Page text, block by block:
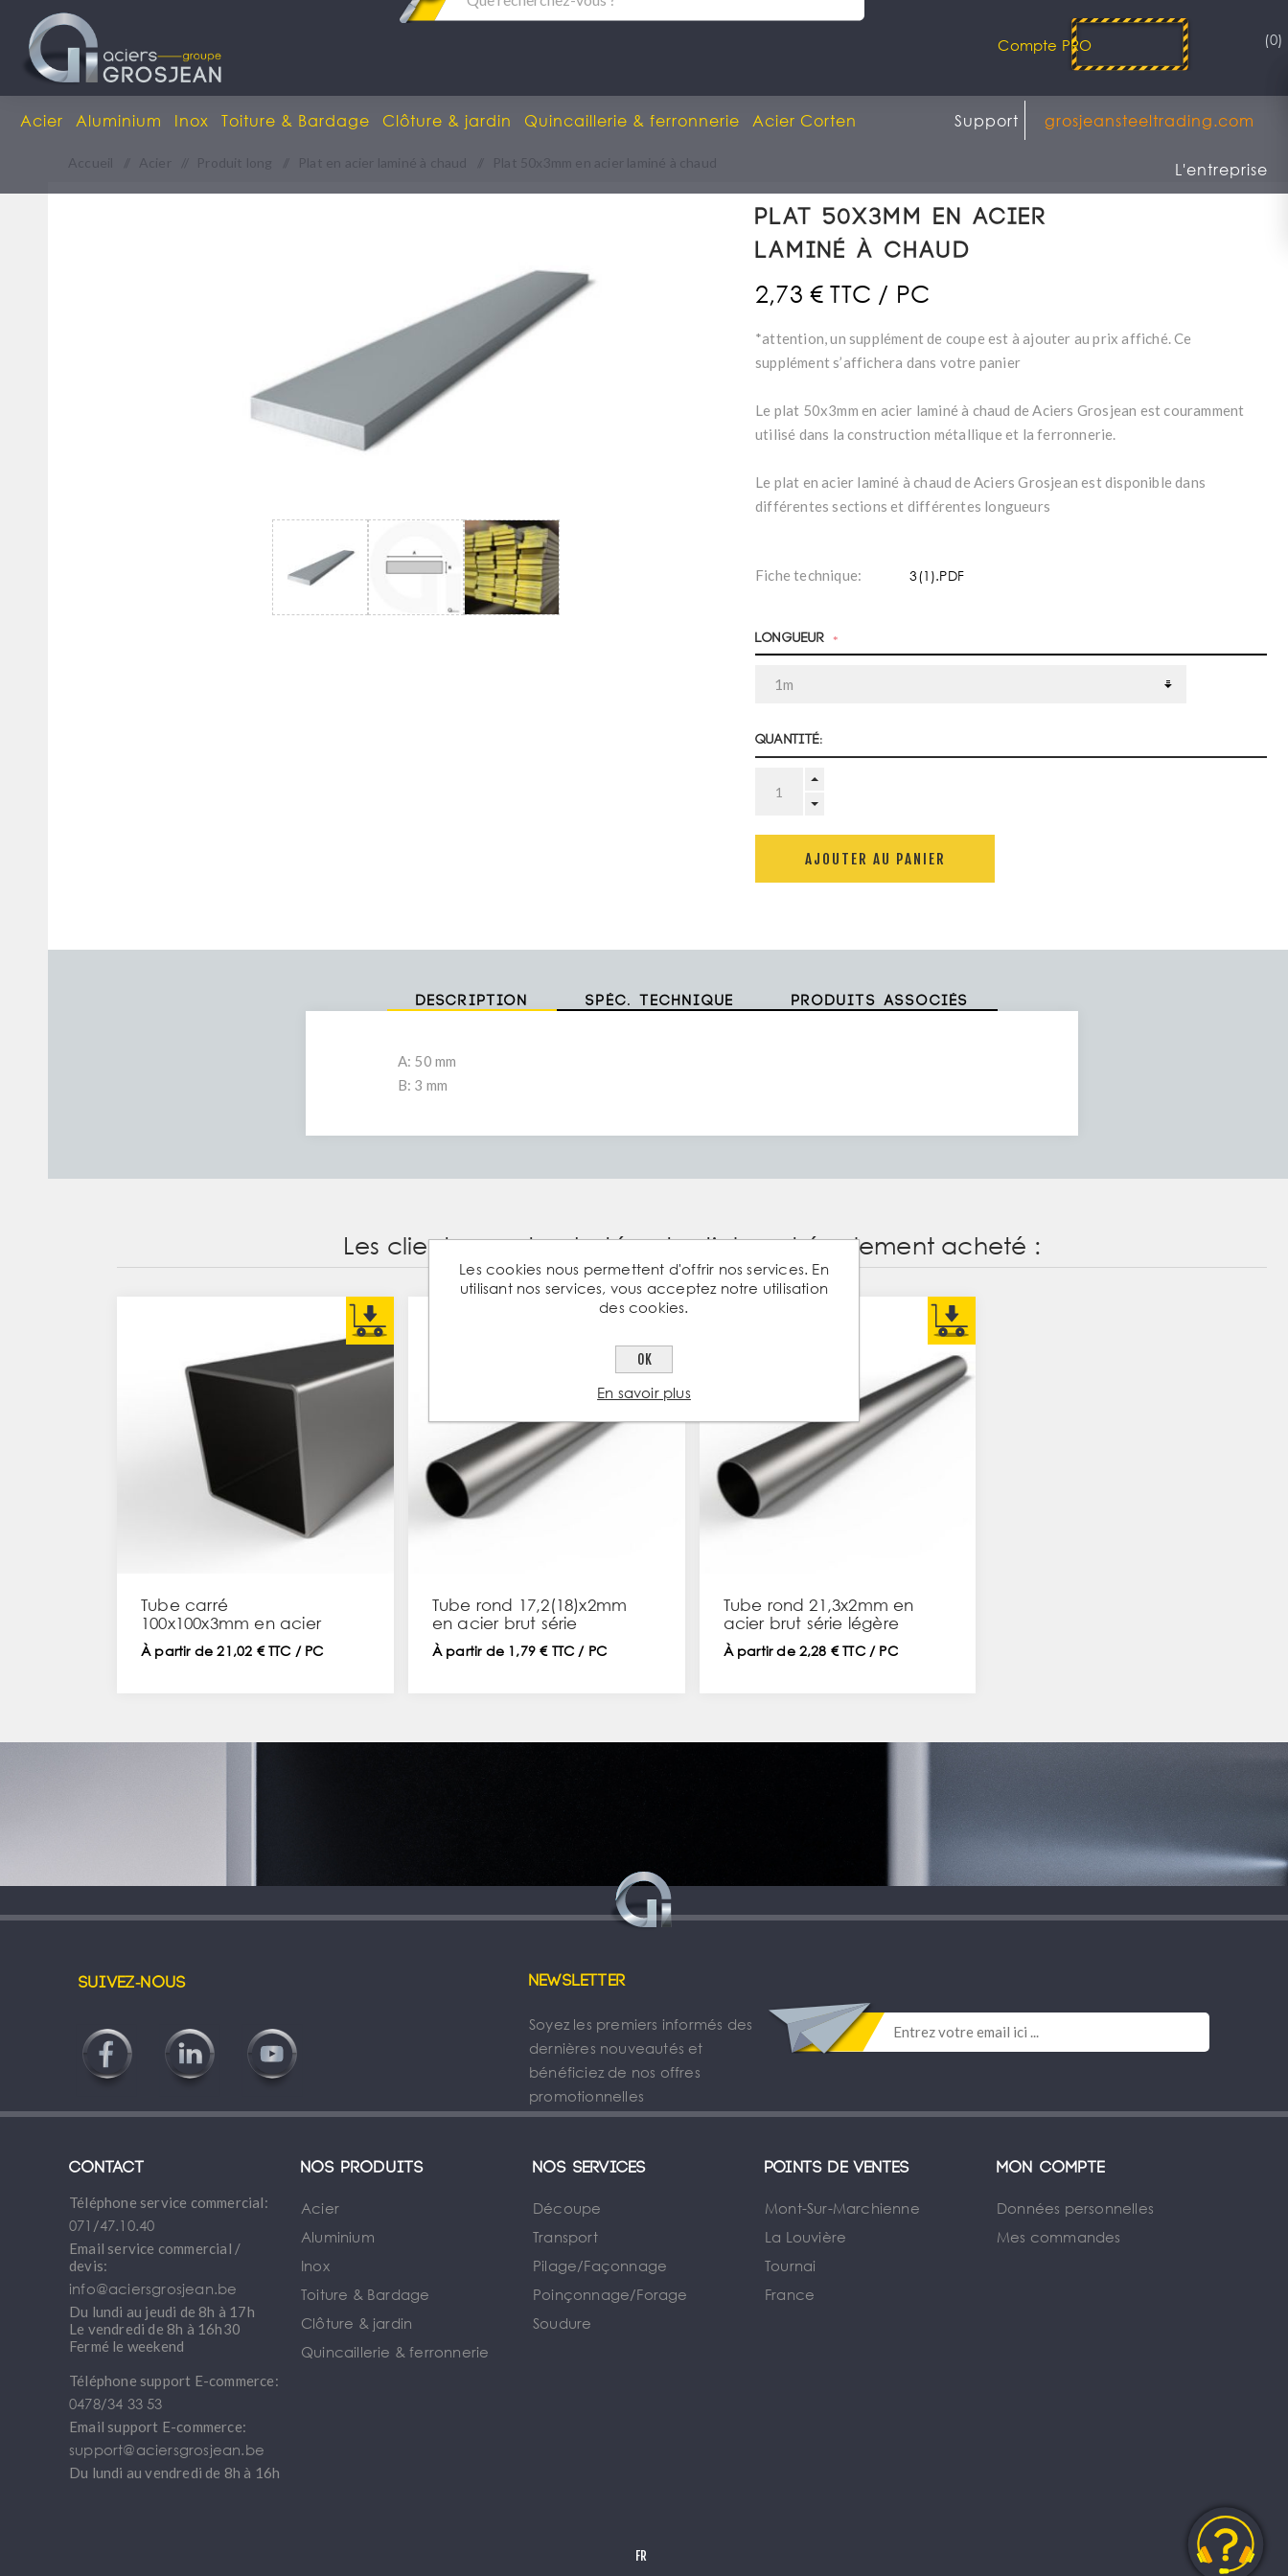
Compte PRO (0)
Acier Aluminium Inox Toiture & Bardage Clôture & jardin Quincaillerie & ferronnerie Acier Corten grosjeansteeltrading.com
Support
L'entreprise
Accueil Acier Produit long Plat en acier laminé à chaud Plat 50x3mm en acier laminé à chaud
Plat 50x3mm en acier
laminé à chaud
2,73 € TTC / PC
*attention, un supplément de coupe est à ajouter au prix affiché. Ce
supplément s’affichera dans votre panier
Le plat 50x3mm en acier laminé à chaud de Aciers Grosjean est couramment
utilisé dans la construction métallique et la ferronnerie.
Le plat en acier laminé à chaud de Aciers Grosjean est disponible dans
différentes sections et différentes longueurs
Fiche technique: 3(1).PDF
Longueur *
Quantité:
AJOUTER AU PANIER
Description Spéc. technique Produits associés
A: 50 mm
B: 3 mm
Les clients ayant acheté cet article ont également acheté :
Tube carré
100x100x3mm en acier
À partir de 21,02 € TTC / PC
Tube rond 17,2(18)x2mm
en acier brut série
légère
À partir de 1,79 € TTC / PC
Tube rond 21,3x2mm en
acier brut série légère
À partir de 2,28 € TTC / PC
Suivez-nous Newsletter
Soyez les premiers informés des
dernières nouveautés et
bénéficiez de nos offres
promotionnelles
Contact
Téléphone service commercial:
071/47.10.40
Email service commercial /
devis:
info@aciersgrosjean.be
Du lundi au jeudi de 8h à 17h
Le vendredi de 8h à 16h30
Fermé le weekend
Téléphone support E-commerce:
0478/34 33 53
Email support E-commerce:
support@aciersgrosjean.be
Du lundi au vendredi de 8h à 16h
Nos produits
Acier
Aluminium
Inox
Toiture & Bardage
Clôture & jardin
Quincaillerie & ferronnerie
Nos services
Découpe
Transport
Pilage/Façonnage
Poinçonnage/Forage
Soudure
Points de ventes
Mont-Sur-Marchienne
La Louvière
Tournai
France
Mon compte
Données personnelles
Mes commandes
Les cookies nous permettent d'offrir nos services. En
utilisant nos services, vous acceptez notre utilisation
des cookies.
OK
En savoir plus